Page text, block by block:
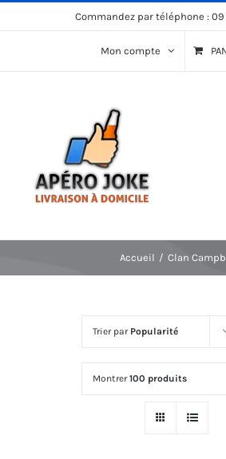
Commandez par téléphone : 09
Mon compte
Accueil Clan
Trier par Popularité
Montrer100 produits